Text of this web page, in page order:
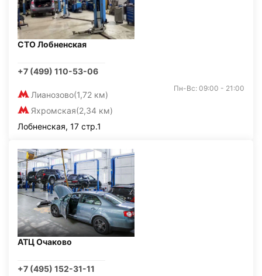
СТО Лобненская
+7 (499) 110-53-06
Лианозово(1,72 км)
Яхромская(2,34 км)
Пн-Вс: 09:00 - 21:00
Лобненская, 17 стр.1
АТЦ Очаково
+7 (495) 152-31-11